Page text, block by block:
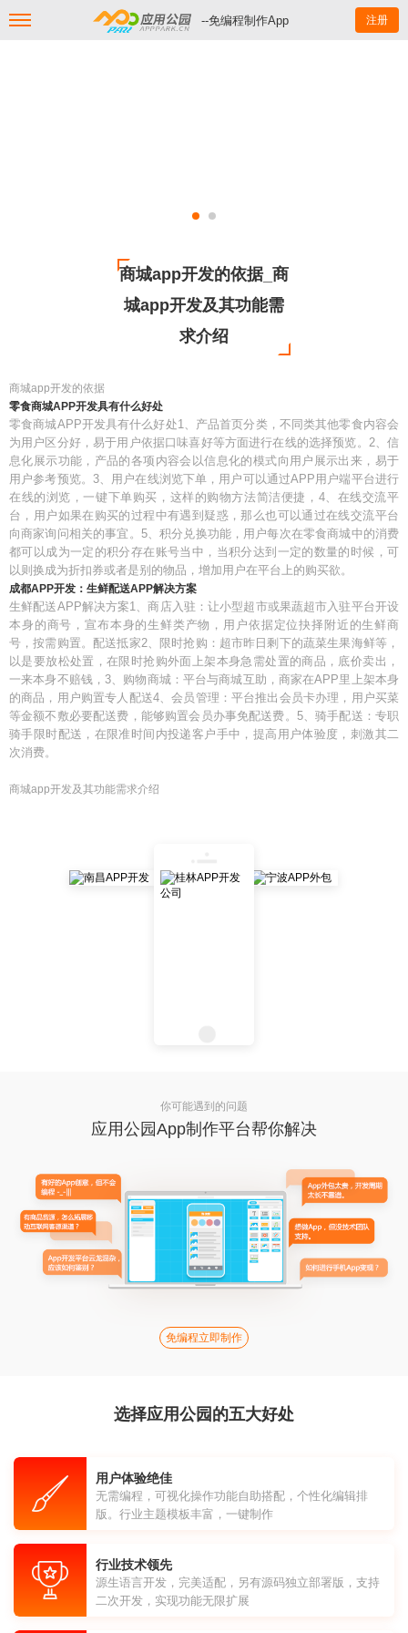
--免编程制作App 注册
商城app开发的依据_商
城app开发及其功能需
求介绍
商城app开发的依据
零食商城APP开发具有什么好处
零食商城APP开发具有什么好处1、产品首页分类，不同类其他零食内容会
为用户区分好，易于用户依据口味喜好等方面进行在线的选择预览。2、信
息化展示功能，产品的各项内容会以信息化的模式向用户展示出来，易于
用户参考预览。3、用户在线浏览下单，用户可以通过APP用户端平台进行
在线的浏览，一键下单购买，这样的购物方法简洁便捷，4、在线交流平
台，用户如果在购买的过程中有遇到疑惑，那么也可以通过在线交流平台
向商家询问相关的事宜。5、积分兑换功能，用户每次在零食商城中的消费
都可以成为一定的积分存在账号当中，当积分达到一定的数量的时候，可
以则换成为折扣券或者是别的物品，增加用户在平台上的购买欲。
成都APP开发：生鲜配送APP解决方案
生鲜配送APP解决方案1、商店入驻：让小型超市或果蔬超市入驻平台开设
本身的商号，宣布本身的生鲜类产物，用户依据定位抉择附近的生鲜商
号，按需购置。配送抵家2、限时抢购：超市昨日剩下的蔬菜生果海鲜等，
以是要放松处置，在限时抢购外面上架本身急需处置的商品，底价卖出，
一来本身不赔钱，3、购物商城：平台与商城互助，商家在APP里上架本身
的商品，用户购置专人配送4、会员管理：平台推出会员卡办理，用户买菜
等金额不敷必要配送费，能够购置会员办事免配送费。5、骑手配送：专职
骑手限时配送，在限准时间内投递客户手中，提高用户体验度，刺激其二
次消费。
商城app开发及其功能需求介绍
你可能遇到的问题
应用公园App制作平台帮你解决
免编程立即制作
选择应用公园的五大好处
用户体验绝佳
无需编程，可视化操作功能自助搭配，个性化编辑排
版。行业主题模板丰富，一键制作
行业技术领先
源生语言开发，完美适配，另有源码独立部署版，支持
二次开发，实现功能无限扩展